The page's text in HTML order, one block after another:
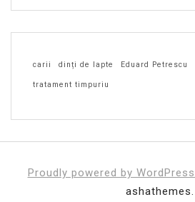
carii dinți de lapte Eduard Petrescu
tratament timpuriu
Proudly powered by WordPress
ashathemes.